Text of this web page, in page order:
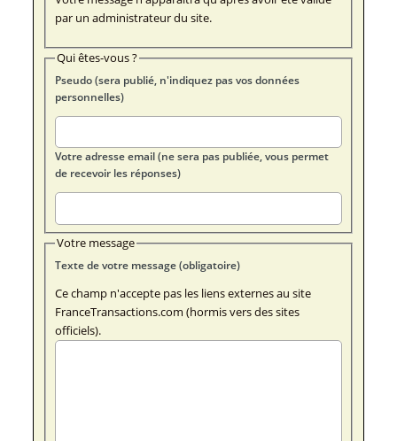
par un administrateur du site.
Qui êtes-vous ?
Pseudo (sera publié, n'indiquez pas vos données
personnelles)
Votre adresse email (ne sera pas publiée, vous permet
de recevoir les réponses)
Votre message
Texte de votre message (obligatoire)
Ce champ n'accepte pas les liens externes au site
FranceTransactions.com (hormis vers des sites
officiels).